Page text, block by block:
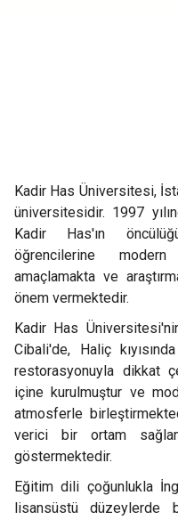
Kadir Has Üniversitesi,
üniversitesidir. 1997
Kadir Has'ın
öğrencilerine
amaçlamakta ve
önem vermektedir.
Kadir Has
Cibali'de, Haliç
restorasyonuyla dikkat
içine kurulmuştur ve
atmosferle
verici bir ortam
göstermektedir.
Eğitim dili çoğunlukla
lisansüstü düzeylerde